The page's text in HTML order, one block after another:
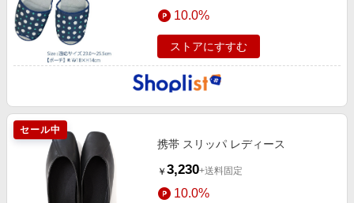
10.0%
ストアにすすむ
セール中
携帯 スリッパ レディース
￥ 3,230+送料固定
10.0%